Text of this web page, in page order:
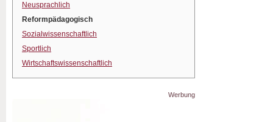
Neusprachlich
Reformpädagogisch
Sozialwissenschaftlich
Sportlich
Wirtschaftswissenschaftlich
Werbung